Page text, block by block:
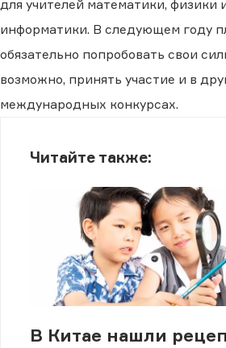
для учителей математики, физики
информатики. В следующем году
обязательно попробовать свои
возможно, принять участие и в
международных конкурсах.
Читайте также:
В Китае нашли